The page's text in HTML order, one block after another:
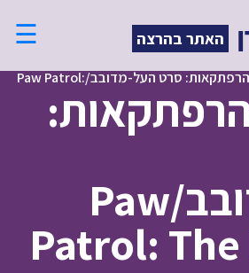
האתר בהרצה ☰
מפרץ ההרפתקאות: סרט העל-מדובב/Paw Patrol:
העל-מדובב/Paw
Patrol: